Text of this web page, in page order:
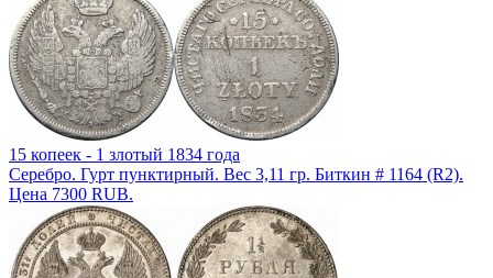
15 копеек - 1 злотый 1834 года
Серебро. Гурт пунктирный. Вес 3,11 гр. Биткин # 1164 (R2).
Цена 7300 RUB.